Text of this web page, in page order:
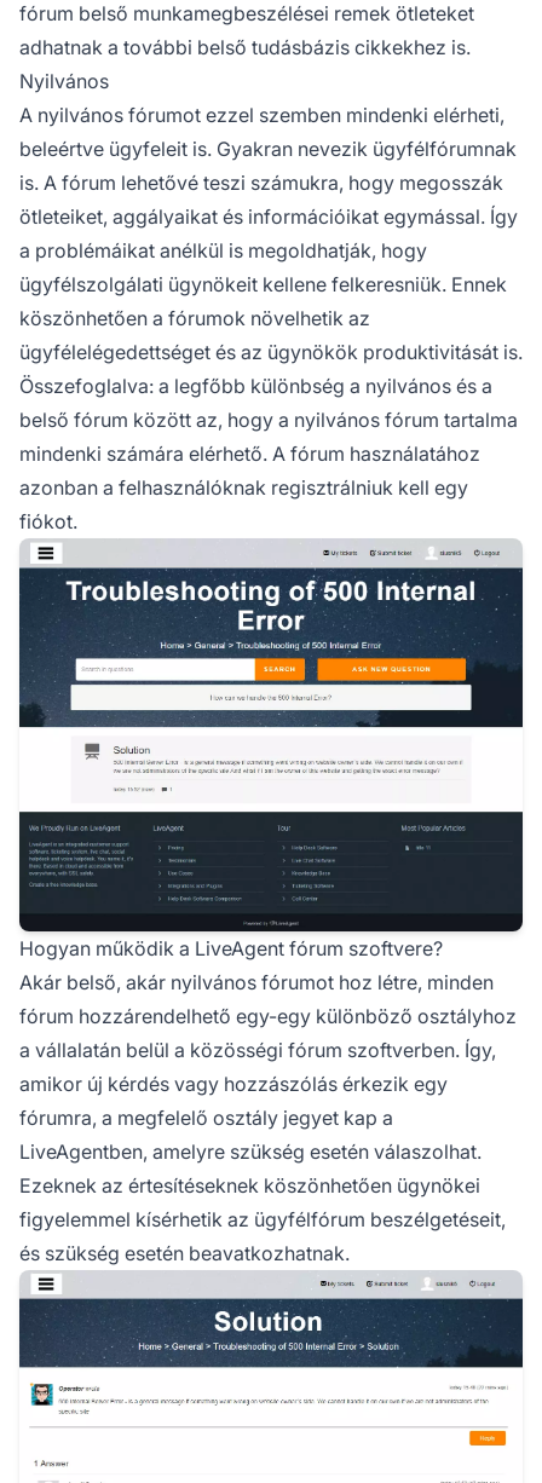
fórum belső munkamegbeszélései remek ötleteket
adhatnak a további belső tudásbázis cikkekhez is.
Nyilvános
A nyilvános fórumot ezzel szemben mindenki elérheti,
beleértve ügyfeleit is. Gyakran nevezik ügyfélfórumnak
is. A fórum lehetővé teszi számukra, hogy megosszák
ötleteiket, aggályaikat és információikat egymással. Így
a problémáikat anélkül is megoldhatják, hogy
ügyfélszolgálati ügynökeit kellene felkeresniük. Ennek
köszönhetően a fórumok növelhetik az
ügyfélelégedettséget és az ügynökök produktivitását is.
Összefoglalva: a legfőbb különbség a nyilvános és a
belső fórum között az, hogy a nyilvános fórum tartalma
mindenki számára elérhető. A fórum használatához
azonban a felhasználóknak regisztrálniuk kell egy
fiókot.
Hogyan működik a LiveAgent fórum szoftvere?
Akár belső, akár nyilvános fórumot hoz létre, minden
fórum hozzárendelhető egy-egy különböző osztályhoz
a vállalatán belül a közösségi fórum szoftverben. Így,
amikor új kérdés vagy hozzászólás érkezik egy
fórumra, a megfelelő osztály jegyet kap a
LiveAgentben, amelyre szükség esetén válaszolhat.
Ezeknek az értesítéseknek köszönhetően ügynökei
figyelemmel kísérhetik az ügyfélfórum beszélgetéseit,
és szükség esetén beavatkozhatnak.